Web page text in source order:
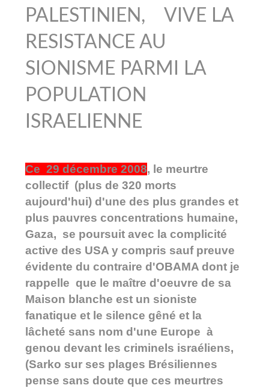
PALESTINIEN, VIVE LA
RESISTANCE AU
SIONISME PARMI LA
POPULATION
ISRAELIENNE
Ce 29 décembre 2008, le meurtre
collectif (plus de 320 morts
aujourd'hui) d'une des plus grandes et
plus pauvres concentrations humaine,
Gaza, se poursuit avec la complicité
active des USA y compris sauf preuve
évidente du contraire d'OBAMA dont je
rappelle que le maître d'oeuvre de sa
Maison blanche est un sioniste
fanatique et le silence gêné et la
lâcheté sans nom d'une Europe à
genou devant les criminels israéliens,
(Sarko sur ses plages Brésiliennes
pense sans doute que ces meurtres